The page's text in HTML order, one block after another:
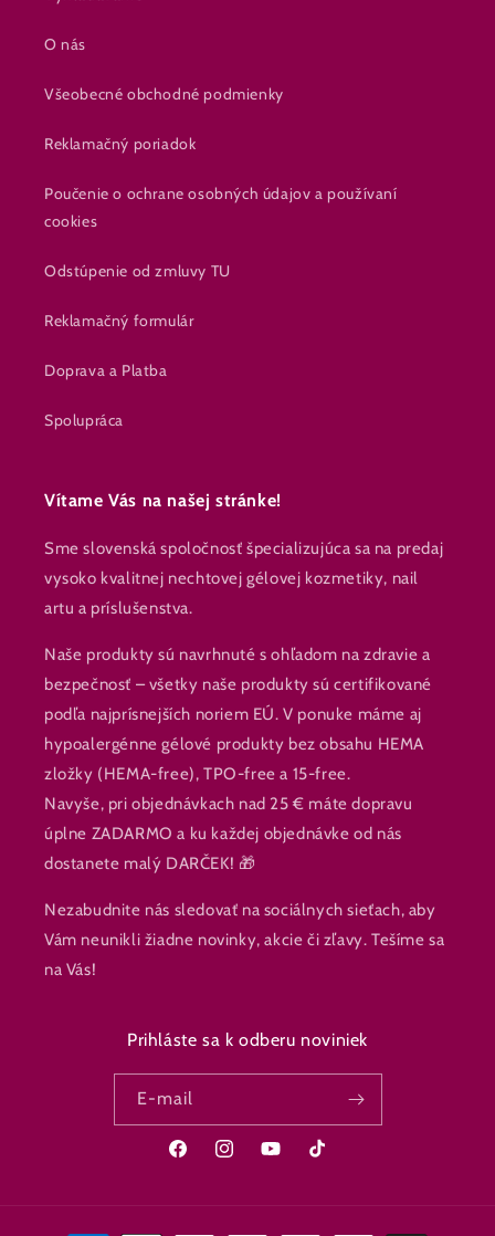
O nás
Všeobecné obchodné podmienky
Reklamačný poriadok
Poučenie o ochrane osobných údajov a používaní
cookies
Odstúpenie od zmluvy TU
Reklamačný formulár
Doprava a Platba
Spolupráca
Vítame Vás na našej stránke!
Sme slovenská spoločnosť špecializujúca sa na predaj
vysoko kvalitnej nechtovej gélovej kozmetiky, nail
artu a príslušenstva.
Naše produkty sú navrhnuté s ohľadom na zdravie a
bezpečnosť – všetky naše produkty sú certifikované
podľa najprísnejších noriem EÚ. V ponuke máme aj
hypoalergénne gélové produkty bez obsahu HEMA
zložky (HEMA-free), TPO-free a 15-free.
Navyše, pri objednávkach nad 25 € máte dopravu
úplne ZADARMO a ku každej objednávke od nás
dostanete malý DARČEK! 🎁
Nezabudnite nás sledovať na sociálnych sieťach, aby
Vám neunikli žiadne novinky, akcie či zľavy. Tešíme sa
na Vás!
Prihláste sa k odberu noviniek
E-mail
FacebookInstagramYouTubeTikTok